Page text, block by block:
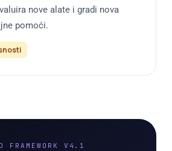
nove alate i gradi nova
pomoći.
FRAMEWORK V4.1